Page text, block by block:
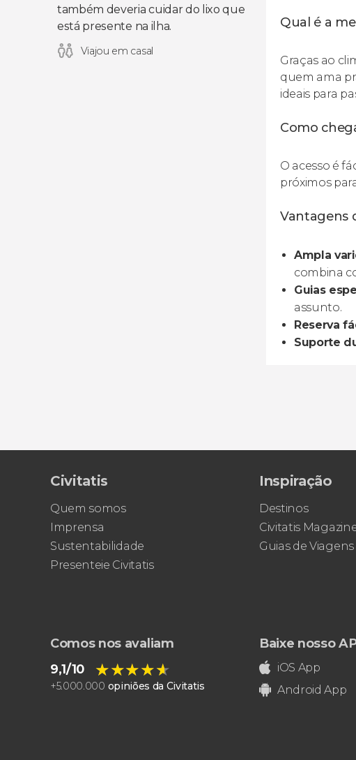
também deveria cuidar do lixo que
está presente na ilha.
Viajou em casal
Qual é a
Graças ao
quem ama
ideais para
Como
O acesso é
próximos
Vantagens
Ampla
combina
Guias
assunto.
Reserva
Suporte
Civitatis
Quem somos
Imprensa
Sustentabilidade
Presenteie Civitatis
Inspiração
Destinos
Civitatis
Guias de Viagens
Comos nos avaliam
9,1/10
★★★★★
★★★★★
+5.000.000 opiniões da Civitatis
Baixe nosso
iOS App
Android App